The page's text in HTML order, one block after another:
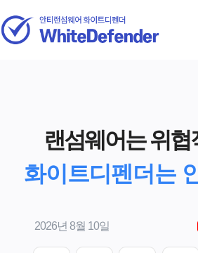
랜섬웨어는 위협
화이트디펜더는
2026년 8월 10일